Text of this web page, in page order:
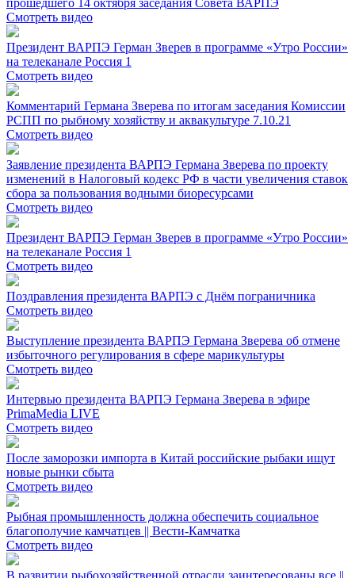
Смотреть видео
Президент ВАРПЭ Герман Зверев в программе «Утро России»
на телеканале Россия 1
Смотреть видео
Комментарий Германа Зверева по итогам заседания Комиссии
РСПП по рыбному хозяйству и аквакультуре 7.10.21
Смотреть видео
Заявление президента ВАРПЭ Германа Зверева по проекту
изменений в Налоговый кодекс РФ в части увеличения ставок
сбора за пользования водными биоресурсами
Смотреть видео
Президент ВАРПЭ Герман Зверев в программе «Утро России»
на телеканале Россия 1
Смотреть видео
Поздравления президента ВАРПЭ с Днём пограничника
Смотреть видео
Выступление президента ВАРПЭ Германа Зверева об отмене
избыточного регулирования в сфере марикультуры
Смотреть видео
Интервью президента ВАРПЭ Германа Зверева в эфире
PrimaMedia LIVE
Смотреть видео
После заморозки импорта в Китай российские рыбаки ищут
новые рынки сбыта
Смотреть видео
Рыбная промышленность должна обеспечить социальное
благополучие камчатцев || Вести-Камчатка
Смотреть видео
В развитии рыбохозяйственной отрасли заинтересованы все ||